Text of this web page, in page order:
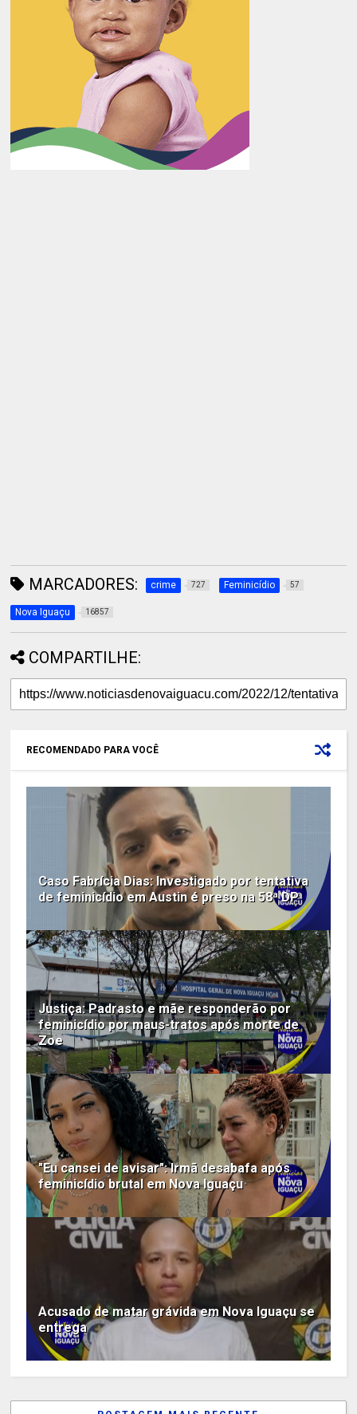
MARCADORES: crime 727 Feminicídio 57
Nova Iguaçu 16857
COMPARTILHE:
RECOMENDADO PARA VOCÊ
Caso Fabrícia Dias: Investigado por tentativa
de feminicídio em Austin é preso na 58ª DP
Justiça: Padrasto e mãe responderão por
feminicídio por maus-tratos após morte de
Zoe
"Eu cansei de avisar": Irmã desabafa após
feminicídio brutal em Nova Iguaçu
Acusado de matar grávida em Nova Iguaçu se
entrega